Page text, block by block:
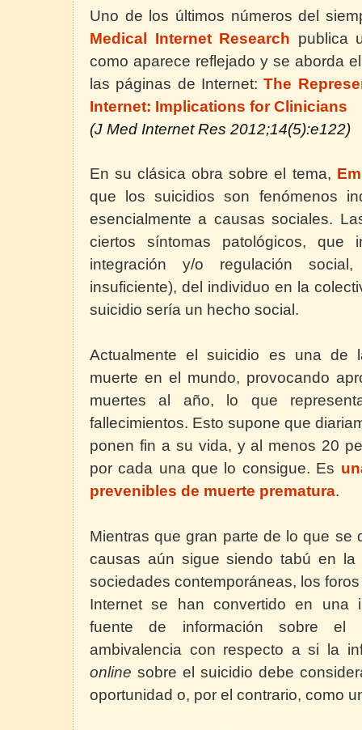
Uno de los últimos números del
Medical Internet Research publica
como aparece reflejado y se aborda
las páginas de Internet:The
Internet: Implications for Clinicians
(J Med Internet Res 2012;14(5):e122)
En su clásica obra sobre el tema,
que los suicidios son fenómenos
esencialmente a causas sociales.
ciertos síntomas patológicos, que
integración y/o regulación
insuficiente), del individuo en la
suicidio sería un hecho social.
Actualmente el suicidio es una de
muerte en el mundo, provocando
muertes al año, lo que
fallecimientos. Esto supone que
ponen fin a su vida, y al menos 20
por cada una que lo consigue. Es
prevenibles de muerte prematura.
Mientras que gran parte de lo que se
causas aún sigue siendo tabú en
sociedades contemporáneas, los
Internet se han convertido en una
fuente de información sobre el
ambivalencia con respecto a si la
online sobre el suicidio debe
oportunidad o, por el contrario, como